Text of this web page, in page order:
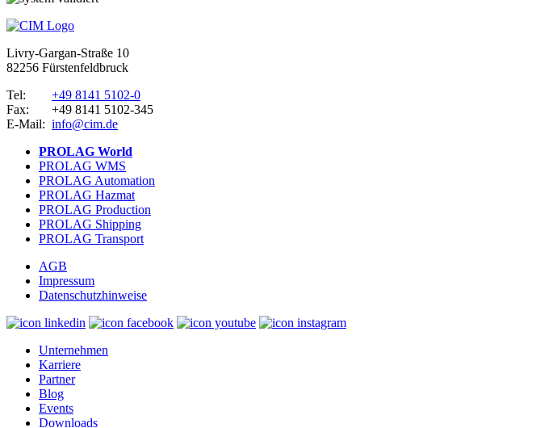
Livry-Gargan-Straße 10
82256 Fürstenfeldbruck
Tel:
+49 8141 5102-0
Fax:
+49 8141 5102-345
E-Mail: info@cim.de
PROLAG World
PROLAG WMS
PROLAG Automation
PROLAG Hazmat
PROLAG Production
PROLAG Shipping
PROLAG Transport
AGB
Impressum
Datenschutzhinweise
Unternehmen
Karriere
Partner
Blog
Events
Downloads